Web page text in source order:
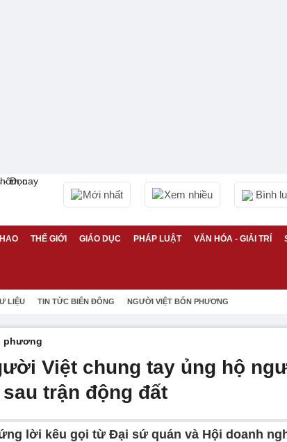
Mới nhất Xem nhiều Bình
THẾ GIỚI GIÁO DỤC PHÁP LUẬT VĂN HÓA - GIẢI TRÍ
LIỆU TIN TỨC BIỂN ĐÔNG NGƯỜI VIỆT BỐN PHƯƠNG
phương
Việt chung tay ủng hộ
trận động đất
lời kêu gọi từ Đại sứ quán và Hội doanh